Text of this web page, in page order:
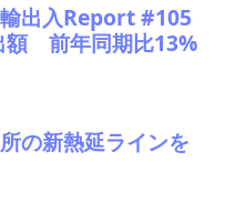
出入Report #105
前年同期比13%
の新熱延ラインを